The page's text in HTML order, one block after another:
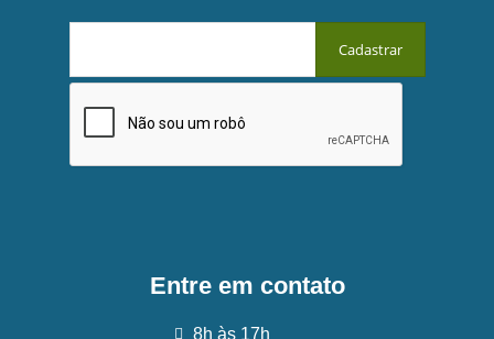
Entre em contato
8h às 17h